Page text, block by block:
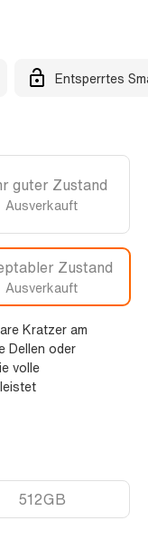
Entsperrtes
guter Zustand
Ausverkauft
Zustand
Ausverkauft
Kratzer am
Dellen oder
volle
512GB